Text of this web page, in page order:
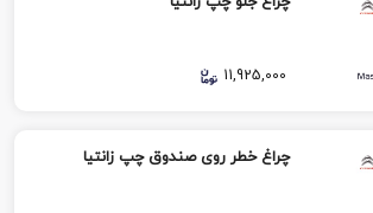
11,925,000
چراغ خطر روی صندوق چپ زانتیا